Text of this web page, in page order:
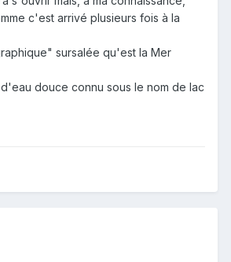
c'est arrivé plusieurs fois à la
sursalée qu'est la Mer
douce connu sous le nom de lac